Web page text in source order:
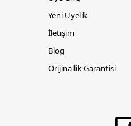
Yeni Üyelik
İletişim
Blog
Orijinallik Garantisi